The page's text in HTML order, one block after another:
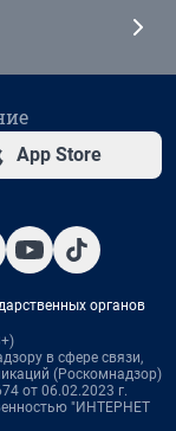
App Store
органов
в сфере связи,
(Роскомнадзор)
от 06.02.2023 г.
"ИНТЕРНЕТ